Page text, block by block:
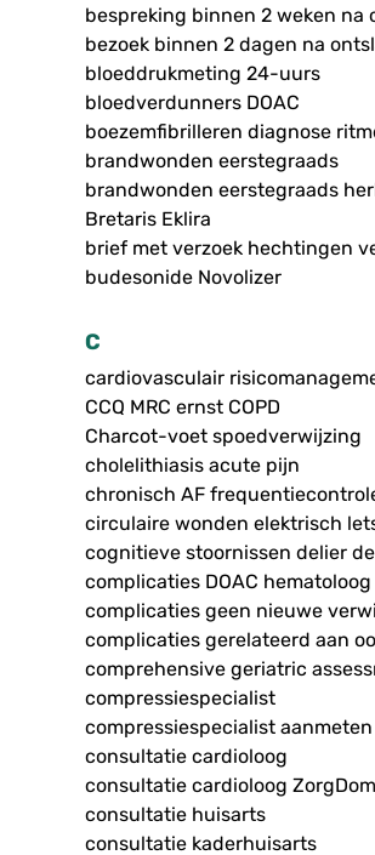
bespreking binnen 2 weken na
bezoek binnen 2 dagen na
bloeddrukmeting 24-uurs
bloedverdunners DOAC
boezemfibrilleren diagnose
brandwonden eerstegraads
brandwonden eerstegraads
Bretaris Eklira
brief met verzoek hechtingen
budesonide Novolizer
C
cardiovasculair
CCQ MRC ernst COPD
Charcot-voet spoedverwijzing
cholelithiasis acute pijn
chronisch AF
circulaire wonden elektrisch
cognitieve stoornissen delier
complicaties DOAC hematoloog
complicaties geen nieuwe
complicaties gerelateerd aan
comprehensive geriatric
compressiespecialist
compressiespecialist
consultatie cardioloog
consultatie cardioloog
consultatie huisarts
consultatie kaderhuisarts